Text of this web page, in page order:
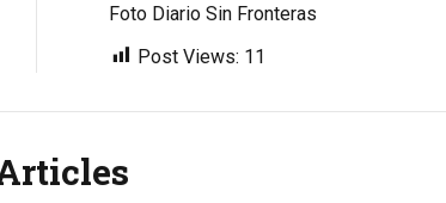
Foto Diario Sin Fronteras
Post Views: 11